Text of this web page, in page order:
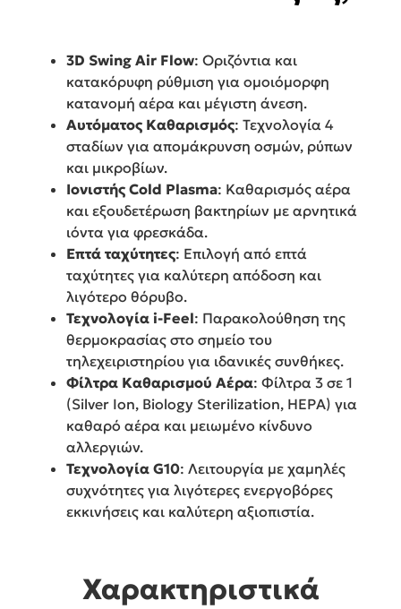
3D Swing Air Flow: Οριζόντια και
κατακόρυφη ρύθμιση για ομοιόμορφη
κατανομή αέρα και μέγιστη άνεση.
Αυτόματος Καθαρισμός: Τεχνολογία 4
σταδίων για απομάκρυνση οσμών, ρύπων
και μικροβίων.
Ιονιστής Cold Plasma: Καθαρισμός αέρα
και εξουδετέρωση βακτηρίων με αρνητικά
ιόντα για φρεσκάδα.
Επτά ταχύτητες: Επιλογή από επτά
ταχύτητες για καλύτερη απόδοση και
λιγότερο θόρυβο.
Τεχνολογία i-Feel: Παρακολούθηση της
θερμοκρασίας στο σημείο του
τηλεχειριστηρίου για ιδανικές συνθήκες.
Φίλτρα Καθαρισμού Αέρα: Φίλτρα 3 σε 1
(Silver Ion, Biology Sterilization, HEPA) για
καθαρό αέρα και μειωμένο κίνδυνο
αλλεργιών.
Τεχνολογία G10: Λειτουργία με χαμηλές
συχνότητες για λιγότερες ενεργοβόρες
εκκινήσεις και καλύτερη αξιοπιστία.
Χαρακτηριστικά